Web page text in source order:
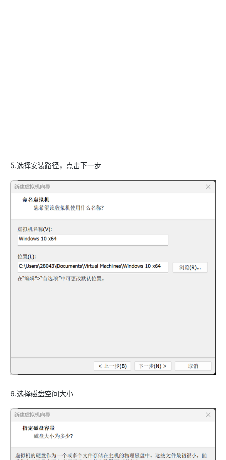
5.选择安装路径，点击下一步
6.选择磁盘空间大小